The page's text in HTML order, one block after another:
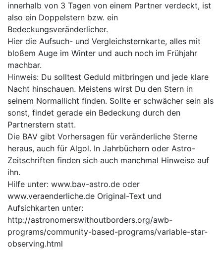
innerhalb von 3 Tagen von einem Partner verdeckt, ist
also ein Doppelstern bzw. ein
Bedeckungsveränderlicher.
Hier die Aufsuch- und Vergleichsternkarte, alles mit
bloßem Auge im Winter und auch noch im Frühjahr
machbar.
Hinweis: Du solltest Geduld mitbringen und jede klare
Nacht hinschauen. Meistens wirst Du den Stern in
seinem Normallicht finden. Sollte er schwächer sein als
sonst, findet gerade ein Bedeckung durch den
Partnerstern statt.
Die BAV gibt Vorhersagen für veränderliche Sterne
heraus, auch für Algol. In Jahrbüchern oder Astro-
Zeitschriften finden sich auch manchmal Hinweise auf
ihn.
Hilfe unter: www.bav-astro.de oder
www.veraenderliche.de Original-Text und
Aufsichkarten unter:
http://astronomerswithoutborders.org/awb-
programs/community-based-programs/variable-star-
observing.html